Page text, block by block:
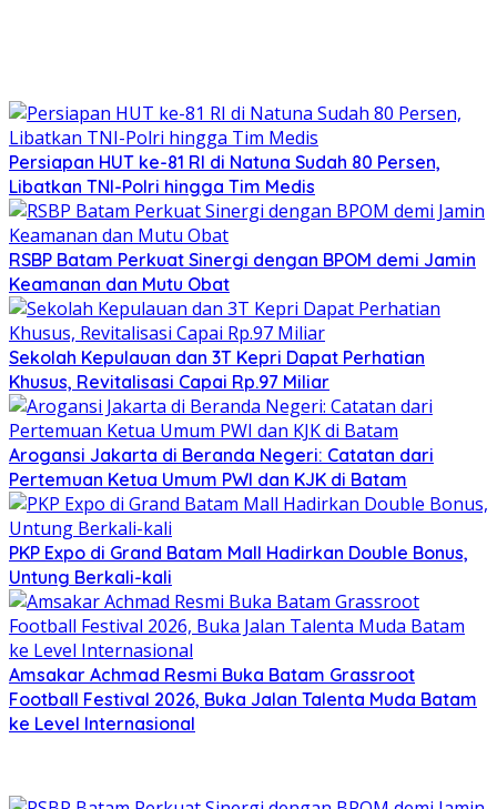
Persiapan HUT ke-81 RI di Natuna Sudah 80 Persen,
Libatkan TNI-Polri hingga Tim Medis
RSBP Batam Perkuat Sinergi dengan BPOM demi Jamin
Keamanan dan Mutu Obat
Sekolah Kepulauan dan 3T Kepri Dapat Perhatian
Khusus, Revitalisasi Capai Rp.97 Miliar
Arogansi Jakarta di Beranda Negeri: Catatan dari
Pertemuan Ketua Umum PWI dan KJK di Batam
PKP Expo di Grand Batam Mall Hadirkan Double Bonus,
Untung Berkali-kali
Amsakar Achmad Resmi Buka Batam Grassroot
Football Festival 2026, Buka Jalan Talenta Muda Batam
ke Level Internasional